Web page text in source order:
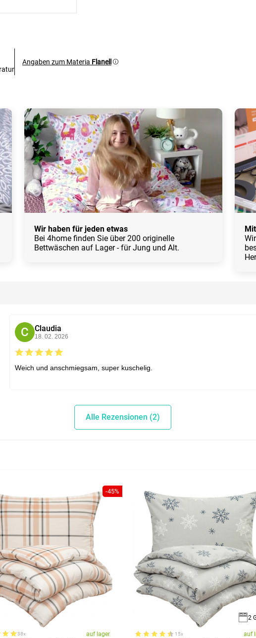
Angaben zum Materia Flanell
Wir haben für jeden etwas
Bei 4home finden Sie über 200 originelle
Bettwäschen auf Lager - für Jung und Alt.
C Claudia
18. 02. 2026
Weich und anschmiegsam, super kuschelig.
Alle Rezensionen (2)
-45%
38x auf lager
2
15x auf